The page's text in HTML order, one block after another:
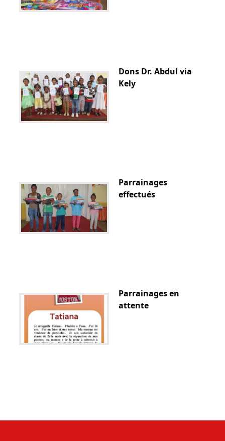
Dons Dr. Abdul via
Kely
Parrainages
effectués
Parrainages en
attente